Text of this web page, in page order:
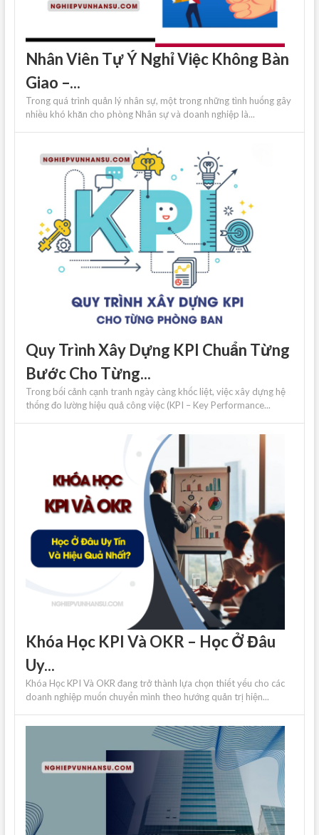
Nhân Viên Tự Ý Nghỉ Việc Không Bàn
Giao –...
Trong quá trình quản lý nhân sự, một trong những tình huống gây
nhiều khó khăn cho phòng Nhân sự và doanh nghiệp là...
Quy Trình Xây Dựng KPI Chuẩn Từng
Bước Cho Từng...
Trong bối cảnh cạnh tranh ngày càng khốc liệt, việc xây dựng hệ
thống đo lường hiệu quả công việc (KPI – Key Performance...
Khóa Học KPI Và OKR – Học Ở Đâu
Uy...
Khóa Học KPI Và OKR đang trở thành lựa chọn thiết yếu cho các
doanh nghiệp muốn chuyển mình theo hướng quản trị hiện...